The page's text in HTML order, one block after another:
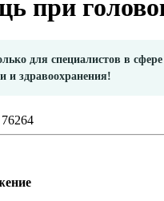
при
для специалистов в
и здравоохранения!
76264